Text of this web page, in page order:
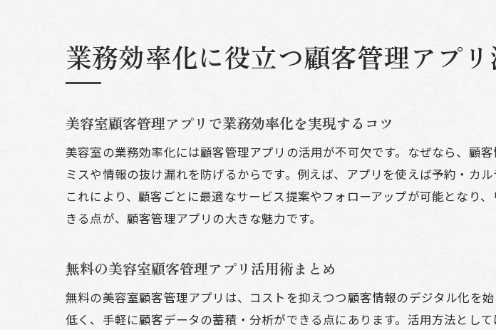
美容室の顧客管理で失客
美容室の顧客管理が売上
顧客データ管理が美容室
美容室のデータ活用で経
リピーター増加へ導く美容室
美容室顧客管理改善でリ
顧客管理システムで美容
業務効率化に役立つ顧客管理アプ
美容室顧客管理アプリで業務効率化を実現するコツ
美容室の業務効率化には顧客管理アプリの活用が不可欠です。なぜなら、顧
ミスや情報の抜け漏れを防げるからです。例えば、アプリを使えば予約・カ
これにより、顧客ごとに最適なサービス提案やフォローアップが可能となり
きる点が、顧客管理アプリの大きな魅力です。
無料の美容室顧客管理アプリ活用術まとめ
無料の美容室顧客管理アプリは、コストを抑えつつ顧客情報のデジタル化を
低く、手軽に顧客データの蓄積・分析ができる点にあります。活用方法とし